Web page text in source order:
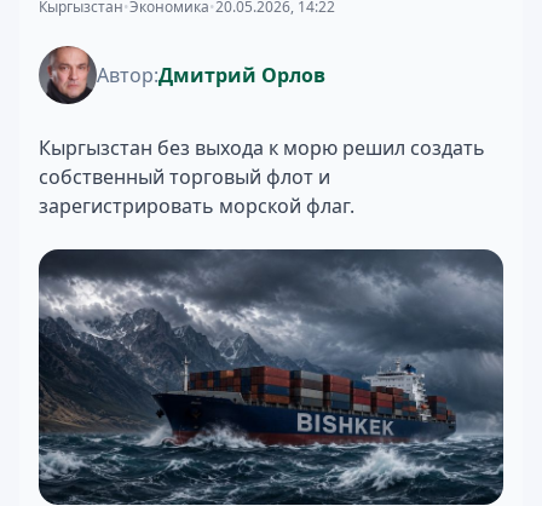
Кыргызстан•Экономика•20.05.2026, 14:22
Автор:Дмитрий Орлов
Кыргызстан без выхода к морю решил создать
собственный торговый флот и
зарегистрировать морской флаг.